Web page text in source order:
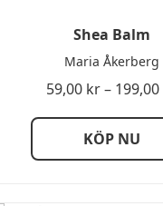
Shea Balm
Maria Åkerberg
59,00 kr– 199,00
KÖP NU